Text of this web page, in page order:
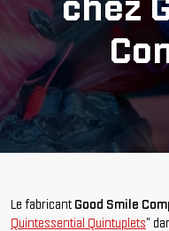
Le fabricant Good Smile
Quintessential Quintuplets"